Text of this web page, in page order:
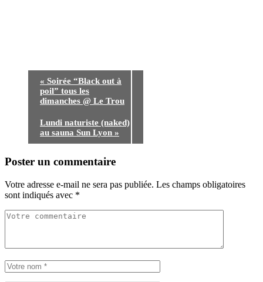
« Soirée “Black out à
poil” tous les
dimanches @ Le Trou
Lundi naturiste (naked)
au sauna Sun Lyon »
Poster un commentaire
Votre adresse e-mail ne sera pas publiée. Les champs obligatoires
sont indiqués avec *